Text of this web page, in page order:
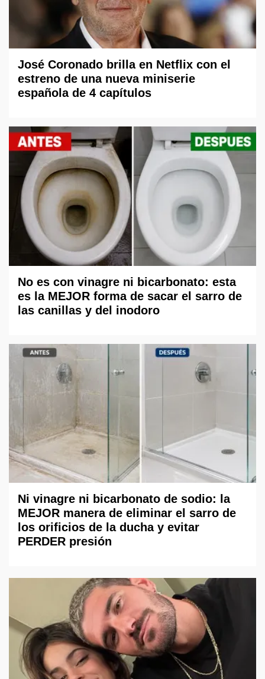
José Coronado brilla en Netflix con el
estreno de una nueva miniserie
española de 4 capítulos
No es con vinagre ni bicarbonato: esta
es la MEJOR forma de sacar el sarro de
las canillas y del inodoro
Ni vinagre ni bicarbonato de sodio: la
MEJOR manera de eliminar el sarro de
los orificios de la ducha y evitar
PERDER presión